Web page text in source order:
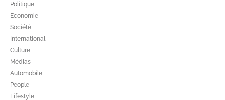
Politique
Economie
Société
International
Culture
Médias
Automobile
People
Lifestyle